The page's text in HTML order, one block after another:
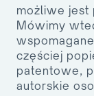
możliwe jest
Mówimy
częściej
patentowe,
autorskie